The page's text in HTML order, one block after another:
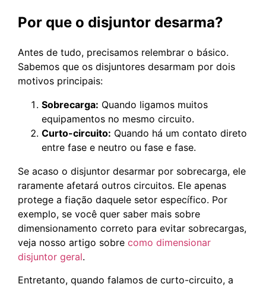
Por que o disjuntor desarma?
Antes de tudo, precisamos relembrar o básico.
Sabemos que os disjuntores desarmam por dois
motivos principais:
Sobrecarga: Quando ligamos muitos
equipamentos no mesmo circuito.
Curto-circuito: Quando há um contato direto
entre fase e neutro ou fase e fase.
Se acaso o disjuntor desarmar por sobrecarga, ele
raramente afetará outros circuitos. Ele apenas
protege a fiação daquele setor específico. Por
exemplo, se você quer saber mais sobre
dimensionamento correto para evitar sobrecargas,
veja nosso artigo sobre como dimensionar
disjuntor geral.
Entretanto, quando falamos de curto-circuito, a